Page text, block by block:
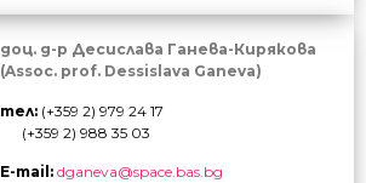
доц. д-р Десислава Ганева-Кирякова
(Assoc. prof. Dessislava Ganeva)
тел: (+359 2) 979 24 17
(+359 2) 988 35 03
E-mail: dganeva@space.bas.bg